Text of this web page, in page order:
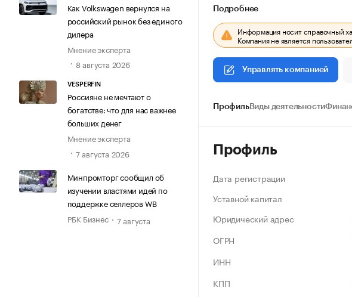
Как Volkswagen вернулся на
российский рынок без единого
дилера
Мнение эксперта
8 августа 2026
VESPERFIN
Россияне не мечтают о
богатстве: что для нас важнее
больших денег
Мнение эксперта
7 августа 2026
Минпромторг сообщил об
изучении властями идей по
поддержке селлеров WB
РБК Бизнес
7 августа
Подробнее
Информация носит справочный
Компания не является
Управлять компанией
ПрофильВиды деятельности
Профиль
Дата регистрации
Уставной капитал
Юридический адрес
ОГРН
ИНН
КПП